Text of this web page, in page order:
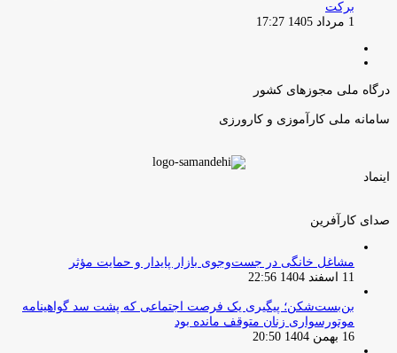
برکت
1 مرداد 1405 17:27
درگاه ملی مجوزهای کشور
سامانه ملی کارآموزی و کارورزی
اینماد
صدای کارآفرین
مشاغل خانگی در جست‌وجوی بازار پایدار و حمایت مؤثر
11 اسفند 1404 22:56
بن‌بست‌شکن؛ پیگیری یک فرصت اجتماعی که پشت سد گواهینامه
موتورسواری زنان متوقف مانده بود
16 بهمن 1404 20:50